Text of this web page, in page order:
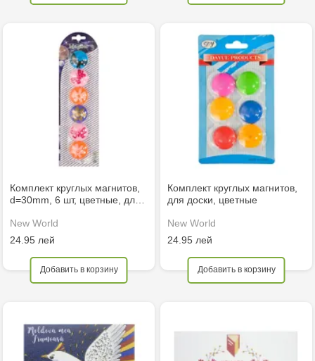
Комплект круглых магнитов,
d=30mm, 6 шт, цветные, дл…
New World
24.95 лей
Добавить в корзину
Комплект круглых магнитов,
для доски, цветные
New World
24.95 лей
Добавить в корзину